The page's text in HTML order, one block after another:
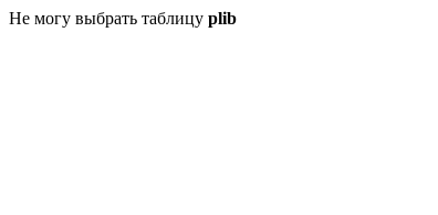
Не могу выбрать таблицу plib